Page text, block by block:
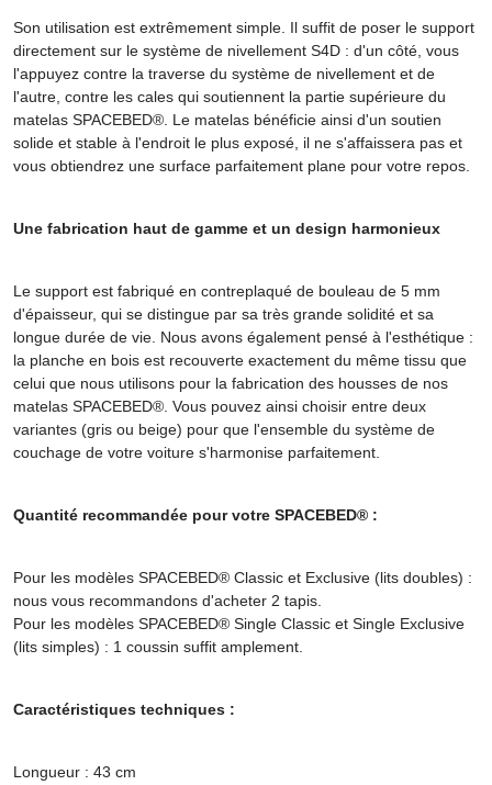
Son utilisation est extrêmement simple. Il suffit de poser le support
directement sur le système de nivellement S4D : d'un côté, vous
l'appuyez contre la traverse du système de nivellement et de
l'autre, contre les cales qui soutiennent la partie supérieure du
matelas SPACEBED®. Le matelas bénéficie ainsi d'un soutien
solide et stable à l'endroit le plus exposé, il ne s'affaissera pas et
vous obtiendrez une surface parfaitement plane pour votre repos.
Une fabrication haut de gamme et un design harmonieux
Le support est fabriqué en contreplaqué de bouleau de 5 mm
d'épaisseur, qui se distingue par sa très grande solidité et sa
longue durée de vie. Nous avons également pensé à l'esthétique :
la planche en bois est recouverte exactement du même tissu que
celui que nous utilisons pour la fabrication des housses de nos
matelas SPACEBED®. Vous pouvez ainsi choisir entre deux
variantes (gris ou beige) pour que l'ensemble du système de
couchage de votre voiture s'harmonise parfaitement.
Quantité recommandée pour votre SPACEBED® :
Pour les modèles SPACEBED® Classic et Exclusive (lits doubles) :
nous vous recommandons d'acheter 2 tapis.
Pour les modèles SPACEBED® Single Classic et Single Exclusive
(lits simples) : 1 coussin suffit amplement.
Caractéristiques techniques :
Longueur : 43 cm